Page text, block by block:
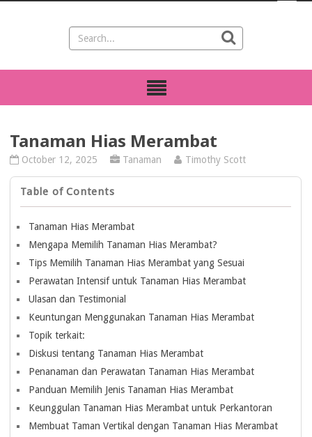
Tanaman Hias Merambat
October 12, 2025 Tanaman Timothy Scott
Table of Contents
Tanaman Hias Merambat
Mengapa Memilih Tanaman Hias Merambat?
Tips Memilih Tanaman Hias Merambat yang Sesuai
Perawatan Intensif untuk Tanaman Hias Merambat
Ulasan dan Testimonial
Keuntungan Menggunakan Tanaman Hias Merambat
Topik terkait:
Diskusi tentang Tanaman Hias Merambat
Penanaman dan Perawatan Tanaman Hias Merambat
Panduan Memilih Jenis Tanaman Hias Merambat
Keunggulan Tanaman Hias Merambat untuk Perkantoran
Membuat Taman Vertikal dengan Tanaman Hias Merambat